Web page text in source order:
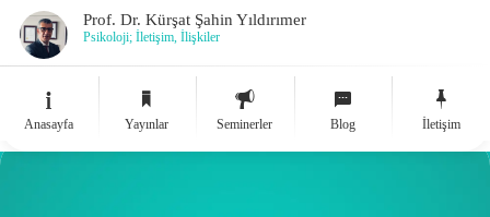
Prof. Dr. Kürşat Şahin Yıldırımer
Psikoloji; İletişim, İlişkiler
Anasayfa Yayınlar Seminerler Blog İletişim